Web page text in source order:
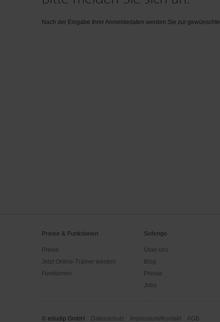
Nach der Eingabe Ihrer Anmeldedaten werden Sie zur
Preise & Funktionen
Preise
Jetzt Online-Trainer werden
Funktionen
Sofengo
Über uns
Blog
Presse
Jobs
© edudip GmbH Datenschutz Impressum/Kontakt AGB